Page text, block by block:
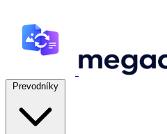
Prevodníky